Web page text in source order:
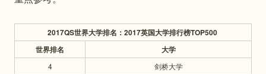
2017QS世界大学排名： 2017英国大学排行榜TOP500
世界排名
大学
4
剑桥大学